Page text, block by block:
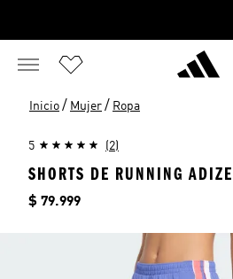
Inicio / Mujer / Ropa
5 (2)
SHORTS DE RUNNING
Precio
$ 79.999